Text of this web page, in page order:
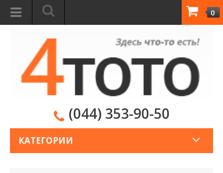
0
(044) 353-90-50
КАТЕГОРИИ